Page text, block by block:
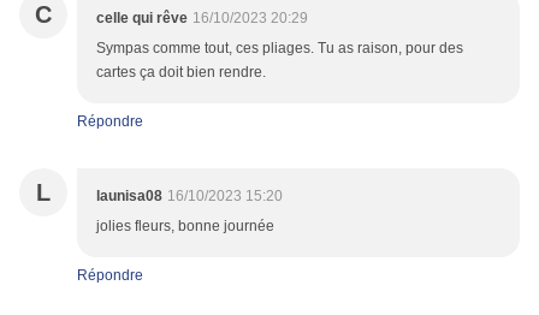
C celle qui rêve 16/10/2023 20:29
Sympas comme tout, ces pliages. Tu as raison, pour des
cartes ça doit bien rendre.
Répondre
L launisa08 16/10/2023 15:20
jolies fleurs, bonne journée
Répondre